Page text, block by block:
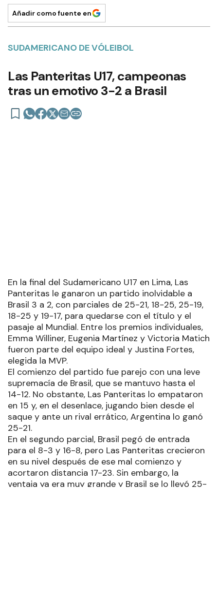
Añadir como fuente en
SUDAMERICANO DE VÓLEIBOL
Las Panteritas U17, campeonas
tras un emotivo 3-2 a Brasil
En la final del Sudamericano U17 en Lima, Las
Panteritas le ganaron un partido inolvidable a
Brasil 3 a 2, con parciales de 25-21, 18-25, 25-19,
18-25 y 19-17, para quedarse con el título y el
pasaje al Mundial. Entre los premios individuales,
Emma Williner, Eugenia Martínez y Victoria Matich
fueron parte del equipo ideal y Justina Fortes,
elegida la MVP.
El comienzo del partido fue parejo con una leve
supremacía de Brasil, que se mantuvo hasta el
14-12. No obstante, Las Panteritas lo empataron
en 15 y, en el desenlace, jugando bien desde el
saque y ante un rival errático, Argentina lo ganó
25-21.
En el segundo parcial, Brasil pegó de entrada
para el 8-3 y 16-8, pero Las Panteritas crecieron
en su nivel después de ese mal comienzo y
acortaron distancia 17-23. Sin embargo, la
ventaja ya era muy grande y Brasil se lo llevó 25-